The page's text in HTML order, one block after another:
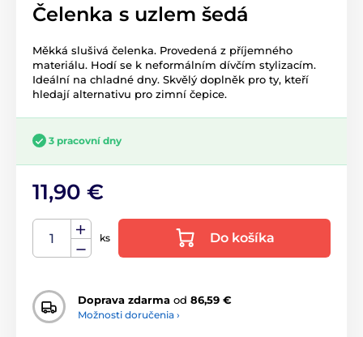
Čelenka s uzlem šedá
Měkká slušivá čelenka. Provedená z příjemného
materiálu. Hodí se k neformálním dívčím stylizacím.
Ideální na chladné dny. Skvělý doplněk pro ty, kteří
hledají alternativu pro zimní čepice.
3 pracovní dny
11,90 €
ks Do košíka
Doprava zdarma od 86,59 €
Možnosti doručenia ›